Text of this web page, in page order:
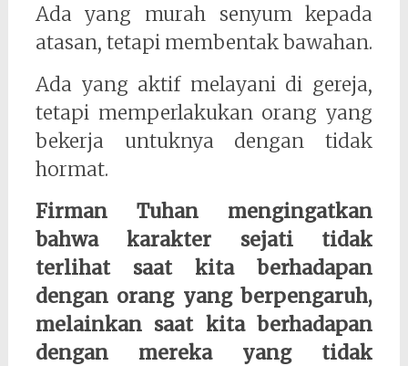
Ada yang murah senyum kepada
atasan, tetapi membentak bawahan.
Ada yang aktif melayani di gereja,
tetapi memperlakukan orang yang
bekerja untuknya dengan tidak
hormat.
Firman Tuhan mengingatkan
bahwa karakter sejati tidak
terlihat saat kita berhadapan
dengan orang yang berpengaruh,
melainkan saat kita berhadapan
dengan mereka yang tidak